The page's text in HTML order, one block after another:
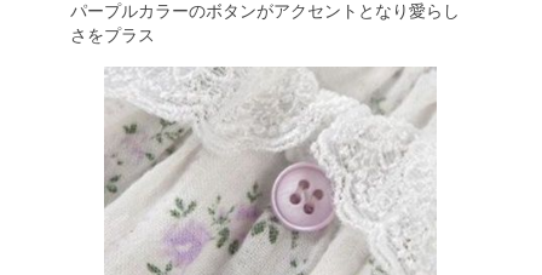
パープルカラーのボタンがアクセントとなり愛らし
さをプラス